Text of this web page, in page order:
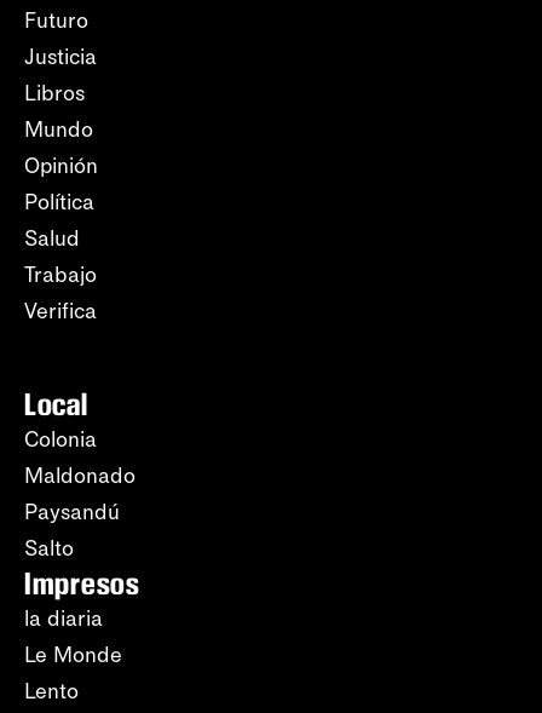
Futuro
Justicia
Libros
Mundo
Opinión
Política
Salud
Trabajo
Verifica
Local
Colonia
Maldonado
Paysandú
Salto
Impresos
la diaria
Le Monde
Lento